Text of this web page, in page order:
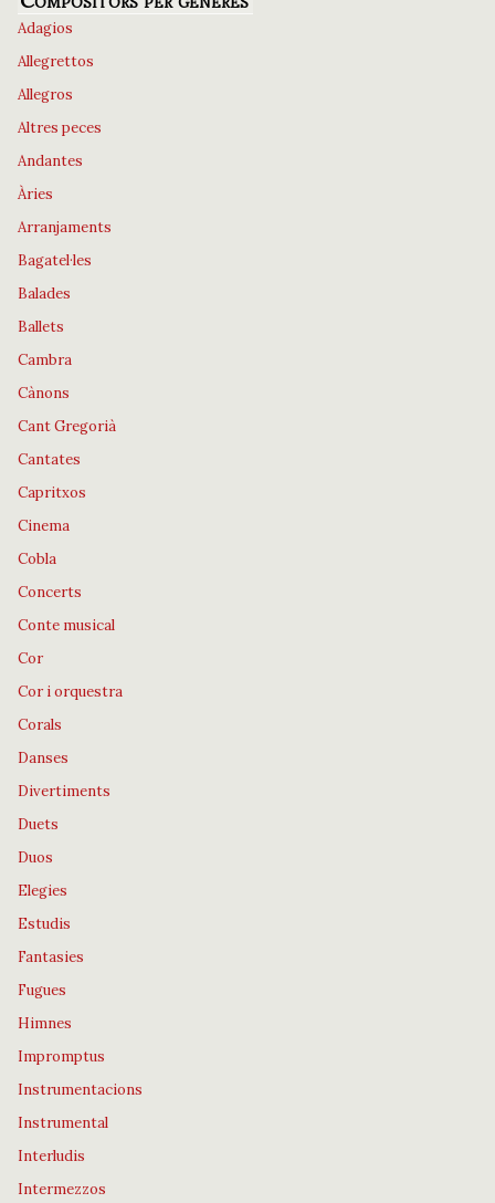
Adagios
Allegrettos
Allegros
Altres peces
Andantes
Àries
Arranjaments
Bagatel·les
Balades
Ballets
Cambra
Cànons
Cant Gregorià
Cantates
Capritxos
Cinema
Cobla
Concerts
Conte musical
Cor
Cor i orquestra
Corals
Danses
Divertiments
Duets
Duos
Elegies
Estudis
Fantasies
Fugues
Himnes
Impromptus
Instrumentacions
Instrumental
Interludis
Intermezzos